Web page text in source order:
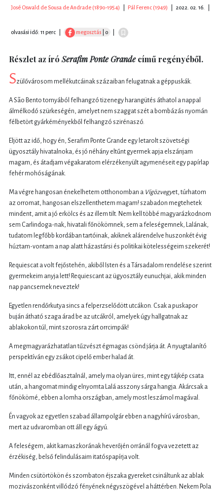
José Oswald de Sousa de Andrade (1890-1954) Pál Ferenc (1949) 2022. 02. 16.
olvasási idő: 11 perc megosztás | 0
Részlet az író Serafim Ponte Grandecímű regényéből.
Szülővárosom mellékutcáinak százaiban felugatnak a géppuskák.
A São Bento tornyából felhangzó tizenegy harangütés áthatol a nappal
álmélkodó szürkeségén, amelyet nem szaggat szét a bombázás nyomán
félbetört gyárkéményekből felhangzó szirénaszó.
Eljött az idő, hogy én, Serafim Ponte Grande egy letarolt szövetségi
ügyosztály hivatalnoka, és jó néhány eltűnt gyermek apja elszánjam
magam, és átadjam végakaratom elérzékenyült agymenéseit egy papírlap
fehér mohóságának.
Ma végre hangosan énekelhetem otthonomban a Vígözvegyet, túrhatom
az orromat, hangosan elszellenthetem magam! szabadon megtehetek
mindent, amit a jó erkölcs és az illem tilt. Nem kell többé magyarázkodnom
sem Carlindoga-nak, hivatali főnökömnek, sem a feleségemnek, Lalának,
tudatom legfőbb kordában tartóinak, akiknek alárendelve huszonkét évig
húztam-vontam a nap alatt házastársi és politikai kötelességeim szekerét!
Requiescat a volt fejőstehén, akiből Isten és a Társadalom rendelése szerint
gyermekeim anyja lett! Requiescant az ügyosztály eunuchjai, akik minden
nap pancsernek neveztek!
Egyetlen rendőrkutya sincs a felperzselődött utcákon. Csak a puskapor
buján átható szaga árad be az utcákról, amelyek úgy hallgatnak az
ablakokon túl, mint szorosra zárt orrcimpák!
A megmagyarázhatatlan tűzvészt égmagas csönd járja át. A nyugtalanító
perspektíván egy zsákot cipelő ember halad át.
Itt, ennél az ebédlőasztalnál, amely ma olyan üres, mint egy tájkép csata
után, a hangomat mindig elnyomta Lalá asszony sárga hangja. Akárcsak a
főnökömé, ebben a lomha országban, amely most leszámol magával.
Én vagyok az egyetlen szabad állampolgár ebben a nagyhírű városban,
mert az udvaromban ott áll egy ágyú.
A feleségem, akit kamaszkorának heverőjén orránál fogva vezetett az
érzékiség, belső felindulásaim itatóspapírja volt.
Minden csütörtökön és szombaton éjszaka gyereket csináltunk az ablak
mozivászonként villódzó fényének négyszögével a háttérben. Nekem Pola